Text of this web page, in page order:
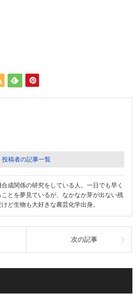
投稿者の記事一覧
成関係の研究をしている人。一日でも早く
とを夢見ているが、なかなか芽が出ない残
ど生物も大好きな農芸化学出身。
次の記事